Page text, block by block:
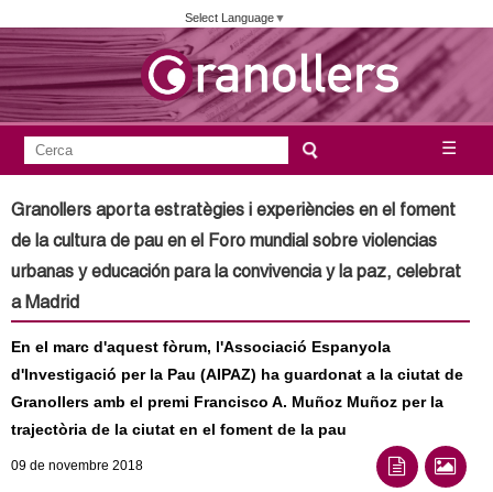
Vés
al
contingut
Select Language▼
u
n
a
m
e
☰
F
m
u
l
a
r
i
d
e
e
a
Granollers aporta estratègies i experiències en el foment
de la cultura de pau en el Foro mundial sobre violencias
urbanas y educación para la convivencia y la paz, celebrat
a Madrid
En el marc d'aquest fòrum, l'Associació Espanyola
d'Investigació per la Pau (AIPAZ) ha guardonat a la ciutat de
Granollers amb el premi Francisco A. Muñoz Muñoz per la
trajectòria de la ciutat en el foment de la pau
09 de novembre 2018